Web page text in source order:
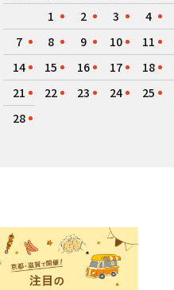
1 2 3 4
7
8 9 10 11
14
15 16 17 18
21
22 23 24 25
28